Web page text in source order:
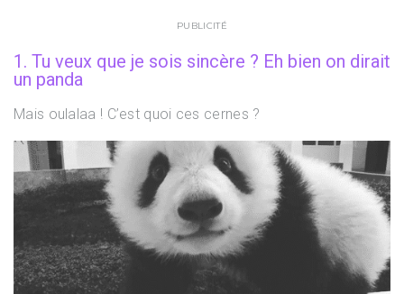
PUBLICITÉ
1. Tu veux que je sois sincère ? Eh bien on dirait
un panda
Mais oulalaa ! C’est quoi ces cernes ?